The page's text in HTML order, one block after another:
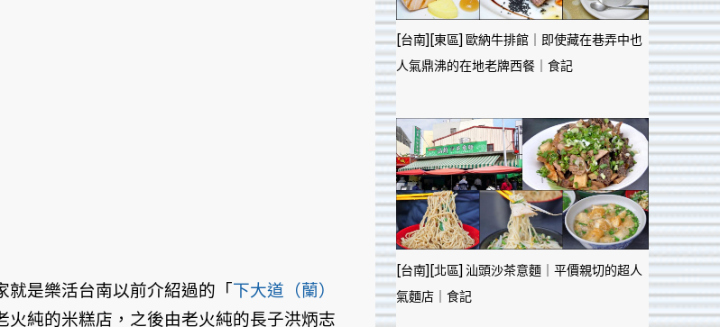
就是樂活台南以前介紹過的「下大道（蘭）
火純的米糕店，之後由老火純的長子洪炳志
[台南][東區] 歐納牛排館｜即使藏在巷弄中也
人氣鼎沸的在地老牌西餐｜食記
[台南][北區] 汕頭沙茶意麵｜平價親切的超人
氣麵店｜食記